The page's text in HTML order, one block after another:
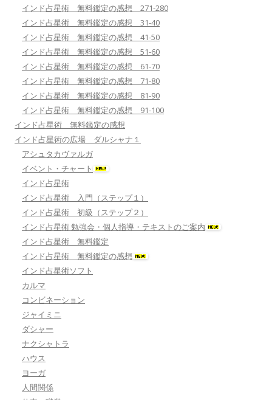
インド占星術 無料鑑定の感想 271-280
インド占星術 無料鑑定の感想 31-40
インド占星術 無料鑑定の感想 41-50
インド占星術 無料鑑定の感想 51-60
インド占星術 無料鑑定の感想 61-70
インド占星術 無料鑑定の感想 71-80
インド占星術 無料鑑定の感想 81-90
インド占星術 無料鑑定の感想 91-100
インド占星術 無料鑑定の感想
インド占星術の広場 ダルシャナ１
アシュタカヴァルガ
イベント・チャート
インド占星術
インド占星術 入門（ステップ１）
インド占星術 初級（ステップ２）
インド占星術 勉強会・個人指導・テキストのご案内
インド占星術 無料鑑定
インド占星術 無料鑑定の感想
インド占星術ソフト
カルマ
コンビネーション
ジャイミニ
ダシャー
ナクシャトラ
ハウス
ヨーガ
人間関係